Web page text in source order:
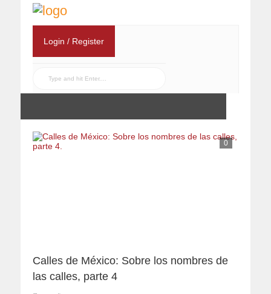
Login / Register
0
Calles de México: Sobre los nombres de
las calles, parte 4